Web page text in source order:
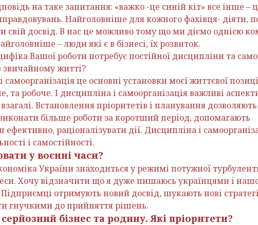
на таке запитання: «важко -це синій кіт» все інше –
Найголовніше для кожного фахівця- діяти,
свій досвід. В нас це можливо тому що ми діємо однією
– люди які є в бізнесі, їх розвиток.
Вашої роботи потребує постійної дисципліни та
звичайному житті?
це основні установки моєї життєвої
та робоче. І дисципліна і самоорганізація важливі
Встановлення пріоритетів і планування
більше роботи за коротший період, допомагають
раціоналізувати дії. Дисципліна і
і самостійності.
у воєнні часи?
України знаходиться у режимі потужної
Хочу відзначити що я дуже пишаюсь українцями і
отримують новий досвід, шукають нові
гнучкими до прийняття рішень.
бізнес та родину. Які пріоритети?